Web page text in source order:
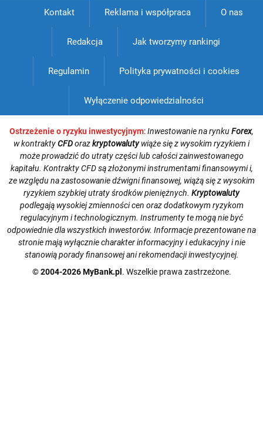
Kontakt Reklama i współpraca O nas
Redakcja Jak tworzymy rankingi
Regulamin Polityka prywatności i cookies
Wyłączenie odpowiedzialności
Ostrzeżenie o ryzyku inwestycyjnym:Inwestowanie na rynkuForex,
w kontraktyCFDorazkryptowalutywiąże się z wysokim ryzykiem i
może prowadzić do utraty części lub całości zainwestowanego
kapitału. Kontrakty CFD są złożonymi instrumentami finansowymi i,
ze względu na zastosowanie dźwigni finansowej, wiążą się z wysokim
ryzykiem szybkiej utraty środków pieniężnych. Kryptowaluty
podlegają wysokiej zmienności cen oraz dodatkowym ryzykom
regulacyjnym i technologicznym. Instrumenty te mogą nie być
odpowiednie dla wszystkich inwestorów. Informacje prezentowane na
stronie mają wyłącznie charakter informacyjny i edukacyjny i nie
stanowią porady finansowej ani rekomendacji inwestycyjnej.
© 2004-2026 MyBank.pl . Wszelkie prawa zastrzeżone.